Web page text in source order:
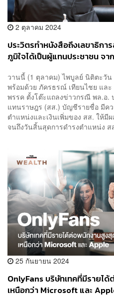
2 ตุลาคม 2024
ประวิตรทำหนังสือถึงเลขาธิกา
ภูมิใจได้เป็นผู้แทนประชาชน จา
วานนี้ (1 ตุลาคม) ไพบูลย์ นิติตะวัน
พร้อมด้วย ภัครธรณ์ เทียนไชย และ
พรรค ตั้งโต๊ะแถลงข่าวกรณี พล.อ.
แทนราษฎร (สส.) บัญชีรายชื่อ มีคว
ตำแหน่งและเงินเพิ่มของ สส. ให้มี
จนถึงวันสิ้นสุดการดำรงตำแหน่ง
25 กันยายน 2024
OnlyFans บริษัทเทคที่มีรายไ
เหนือกว่า Microsoft และ